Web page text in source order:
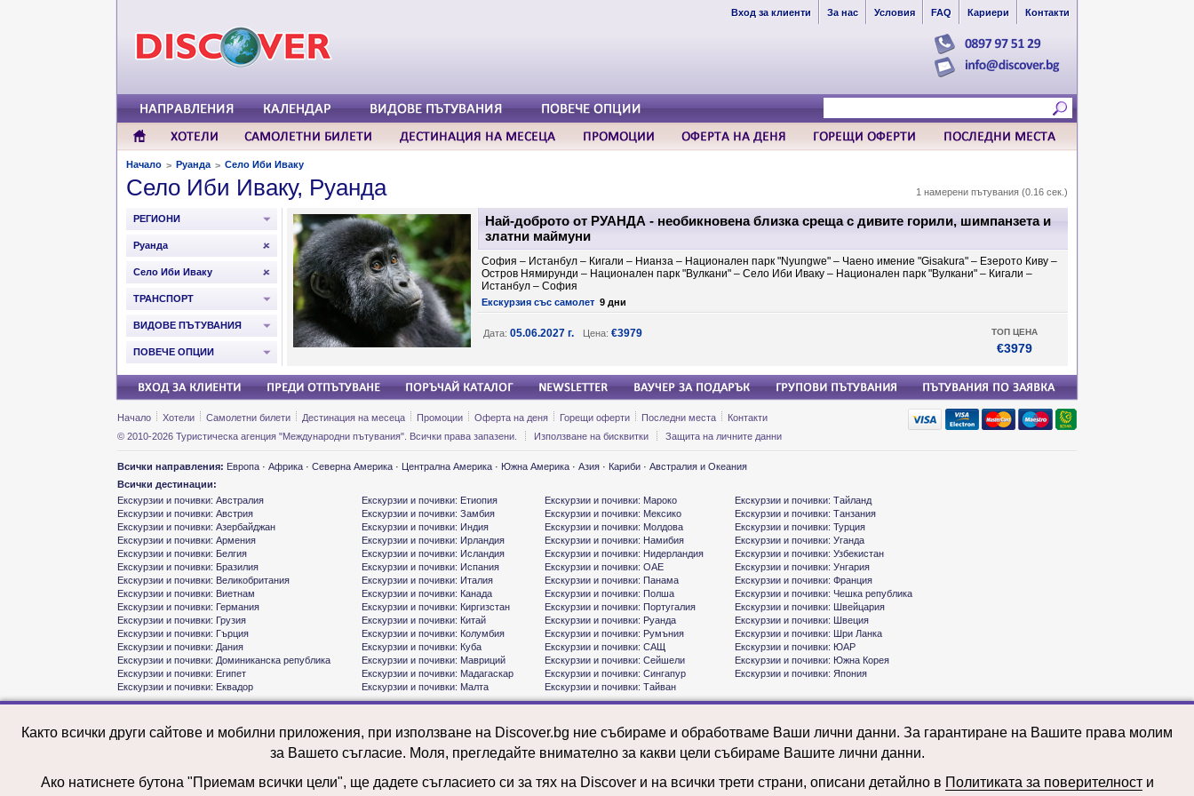
Вход за клиенти За нас Условия FAQ Кариери Контакти
Начало > Руанда > Село Иби Иваку
Село Иби Иваку, Руанда 1 намерени пътувания (0.16 сек.)
РЕГИОНИ
Руанда
Село Иби Иваку
ТРАНСПОРТ
ВИДОВЕ ПЪТУВАНИЯ
ПОВЕЧЕ ОПЦИИ
Най-доброто от РУАНДА - необикновена близка среща с дивите горили, шимпанзета и
златни маймуни
София – Истанбул – Кигали – Нианза – Национален парк "Nyungwe" – Чаено имение "Gisakura" – Езерото Киву –
Остров Нямирунди – Национален парк "Вулкани" – Село Иби Иваку – Национален парк "Вулкани" – Кигали –
Истанбул – София
Екскурзия със самолет 9 дни
Дата: 05.06.2027 г. Цена: €3979 ТОП ЦЕНА
€3979
Начало Хотели Самолетни билети Дестинация на месеца Промоции Оферта на деня Горещи оферти Последни места
Контакти
© 2010-2026 Туристическа агенция "Международни пътувания". Всички права запазени.
Използване на бисквитки Защита на личните данни
Всички направления: Европа · Африка · Северна Америка · Централна Америка · Южна Америка · Азия · Кариби · Австралия и Океания
Всички дестинации:
Екскурзии и почивки: Австралия
Екскурзии и почивки: Австрия
Екскурзии и почивки: Азербайджан
Екскурзии и почивки: Армения
Екскурзии и почивки: Белгия
Екскурзии и почивки: Бразилия
Екскурзии и почивки: Великобритания
Екскурзии и почивки: Виетнам
Екскурзии и почивки: Германия
Екскурзии и почивки: Грузия
Екскурзии и почивки: Гърция
Екскурзии и почивки: Дания
Екскурзии и почивки: Доминиканска република
Екскурзии и почивки: Египет
Екскурзии и почивки: Еквадор
Екскурзии и почивки: Етиопия
Екскурзии и почивки: Замбия
Екскурзии и почивки: Индия
Екскурзии и почивки: Ирландия
Екскурзии и почивки: Исландия
Екскурзии и почивки: Испания
Екскурзии и почивки: Италия
Екскурзии и почивки: Канада
Екскурзии и почивки: Киргизстан
Екскурзии и почивки: Китай
Екскурзии и почивки: Колумбия
Екскурзии и почивки: Куба
Екскурзии и почивки: Мавриций
Екскурзии и почивки: Мадагаскар
Екскурзии и почивки: Малта
Екскурзии и почивки: Мароко
Екскурзии и почивки: Мексико
Екскурзии и почивки: Молдова
Екскурзии и почивки: Намибия
Екскурзии и почивки: Нидерландия
Екскурзии и почивки: ОАЕ
Екскурзии и почивки: Панама
Екскурзии и почивки: Полша
Екскурзии и почивки: Португалия
Екскурзии и почивки: Руанда
Екскурзии и почивки: Румъния
Екскурзии и почивки: САЩ
Екскурзии и почивки: Сейшели
Екскурзии и почивки: Сингапур
Екскурзии и почивки: Тайван
Екскурзии и почивки: Тайланд
Екскурзии и почивки: Танзания
Екскурзии и почивки: Турция
Екскурзии и почивки: Уганда
Екскурзии и почивки: Узбекистан
Екскурзии и почивки: Унгария
Екскурзии и почивки: Франция
Екскурзии и почивки: Чешка република
Екскурзии и почивки: Швейцария
Екскурзии и почивки: Швеция
Екскурзии и почивки: Шри Ланка
Екскурзии и почивки: ЮАР
Екскурзии и почивки: Южна Корея
Екскурзии и почивки: Япония
Както всички други сайтове и мобилни приложения, при използване на Discover.bg ние събираме и обработваме Ваши лични данни. За гарантиране на Вашите права молим
за Вашето съгласие. Моля, прегледайте внимателно за какви цели събираме Вашите лични данни.
Ако натиснете бутона "Приемам всички цели", ще дадете съгласието си за тях на Discover и на всички трети страни, описани детайлно в Политиката за поверителности